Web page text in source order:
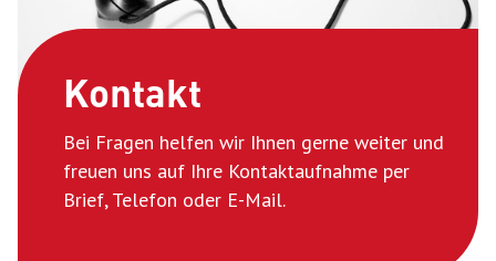
Kontakt
Bei Fragen helfen wir Ihnen gerne weiter und
freuen uns auf Ihre Kontaktaufnahme per
Brief, Telefon oder E-Mail.